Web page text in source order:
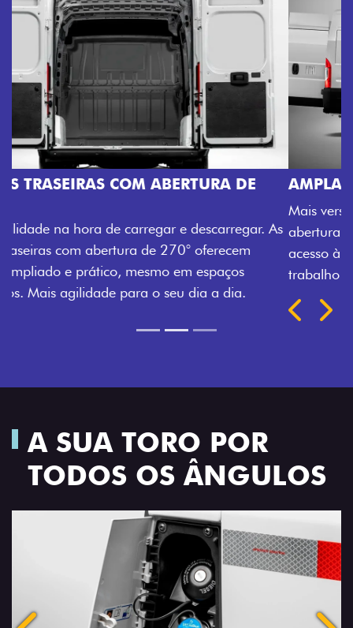
AMPLA ABERTURA DA PORTA LATERAL
Mais versatilidade para o seu carregamento. A ampla
abertura da porta lateral do Novo Ducato facilita o
acesso à carga, otimizando tempo e tornando o
trabalho mais eficiente, onde quer que você esteja.
Previous
Next
Próximo
TRANSFORMAÇÃO HOMOLOGADA
A SUA TORO POR
TODOS OS ÂNGULOS
Anterior